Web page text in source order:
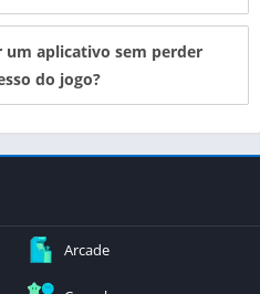
um aplicativo sem perder
do jogo?
Arcade